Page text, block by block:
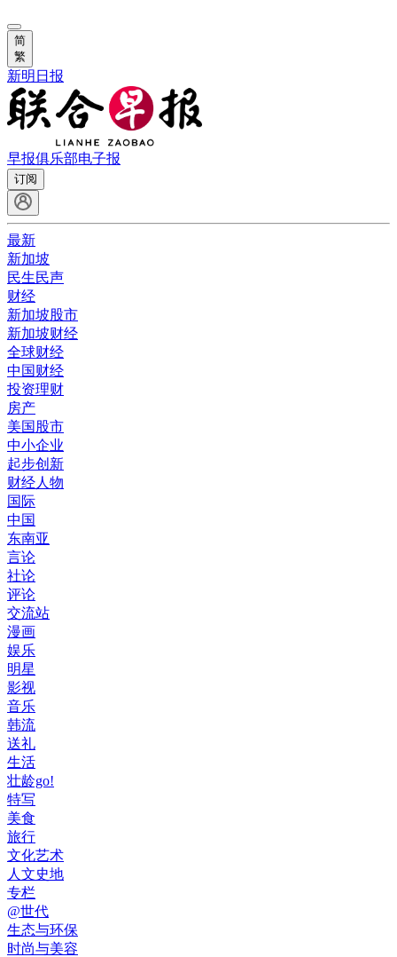
简
繁
新明日报
早报俱乐部电子报
订阅
最新
新加坡
民生民声
财经
新加坡股市
新加坡财经
全球财经
中国财经
投资理财
房产
美国股市
中小企业
起步创新
财经人物
国际
中国
东南亚
言论
社论
评论
交流站
漫画
娱乐
明星
影视
音乐
韩流
送礼
生活
壮龄go!
特写
美食
旅行
文化艺术
人文史地
专栏
@世代
生态与环保
时尚与美容